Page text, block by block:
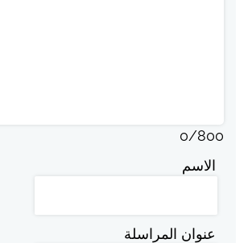
0/800
الاسم
عنوان المراسلة